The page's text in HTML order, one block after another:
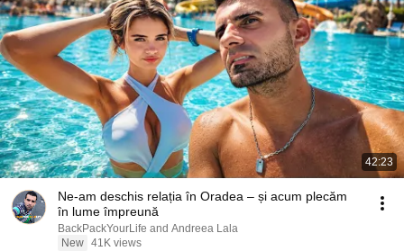
42:23
Ne-am deschis relația în Oradea – și acum plecăm
în lume împreună
BackPackYourLife and Andreea Lala
New 41K views